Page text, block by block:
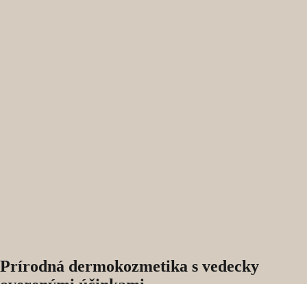
Prírodná dermokozmetika s vedecky